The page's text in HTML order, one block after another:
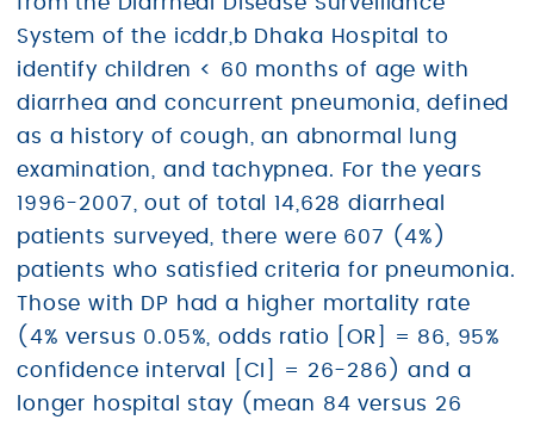
System of the icddr,b Dhaka Hospital to
identify children < 60 months of age with
diarrhea and concurrent pneumonia, defined
as a history of cough, an abnormal lung
examination, and tachypnea. For the years
1996-2007, out of total 14,628 diarrheal
patients surveyed, there were 607 (4%)
patients who satisfied criteria for pneumonia.
Those with DP had a higher mortality rate
(4% versus 0.05%, odds ratio [OR] = 86, 95%
confidence interval [CI] = 26-286) and a
longer hospital stay (mean 84 versus 26